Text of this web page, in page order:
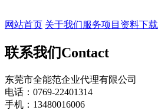
网站首页 关于我们服务项目 资料下载
联系我们Contact
东莞市全能范企业代理有限公司
电话：0769-22401314
手机：13480016006